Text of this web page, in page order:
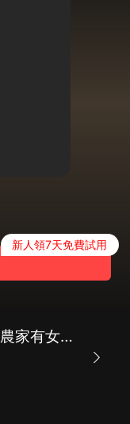
新人領7天免費試用
【真人】田園錦繡：農家有女初長成 | 穿越種田 |古言重生 | 系統爽文